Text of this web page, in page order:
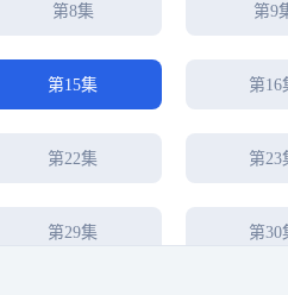
第8集 第9
第15集 第16
第22集 第23
第29集 第30